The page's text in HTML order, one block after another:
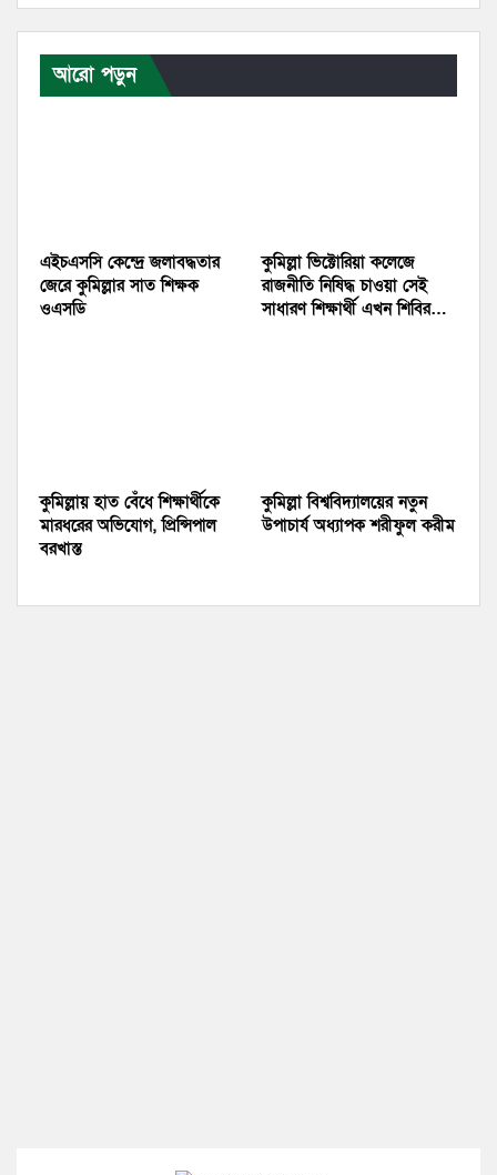
আরো পড়ুন
এইচএসসি কেন্দ্রে জলাবদ্ধতার
জেরে কুমিল্লার সাত শিক্ষক
ওএসডি
কুমিল্লা ভিক্টোরিয়া কলেজে
রাজনীতি নিষিদ্ধ চাওয়া সেই
সাধারণ শিক্ষার্থী এখন শিবির…
কুমিল্লায় হাত বেঁধে শিক্ষার্থীকে
মারধরের অভিযোগ, প্রিন্সিপাল
বরখাস্ত
কুমিল্লা বিশ্ববিদ্যালয়ের নতুন
উপাচার্য অধ্যাপক শরীফুল করীম